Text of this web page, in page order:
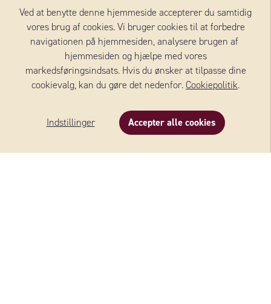
Ved at benytte denne hjemmeside accepterer du samtidig
vores brug af cookies. Vi bruger cookies til at forbedre
navigationen på hjemmesiden, analysere brugen af ​​
hjemmesiden og hjælpe med vores
markedsføringsindsats. Hvis du ønsker at tilpasse dine
cookievalg, kan du gøre det nedenfor.Cookiepolitik.
Indstillinger Accepter alle cookies
Indhold Om produktet
Virksomhedsanliggender:
info@wernerssonost.se
Hjemmeside: www.wernerssonost.se
KONTAKT DANMARK
Wernersson Ost Danmark A/S
4100 RINGSTED
Danmark